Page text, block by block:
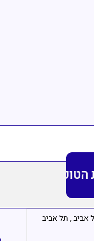
הטופ
אביב, תל אביב